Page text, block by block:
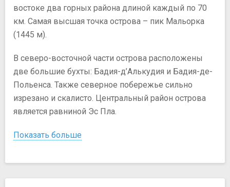
востоке два горных района длиной каждый по 70
км. Самая высшая точка острова – пик Мальорка
(1445 м).
В северо-восточной части острова расположены
две большие бухты: Бадия-д’Алькудия и Бадия-де-
Польенса. Также северное побережье сильно
изрезано и скалисто. Центральный район острова
является равниной Эс Пла.
Показать больше